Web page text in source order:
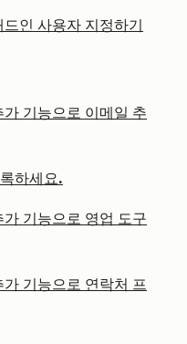
인 사용자 지정하기
기능으로 이메일 추
하세요.
기능으로 영업 도구
기능으로 연락처 프